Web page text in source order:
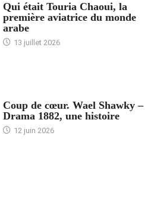
Qui était Touria Chaoui, la
première aviatrice du monde
arabe
13 juillet 2026
Coup de cœur. Wael Shawky –
Drama 1882, une histoire
12 juin 2026